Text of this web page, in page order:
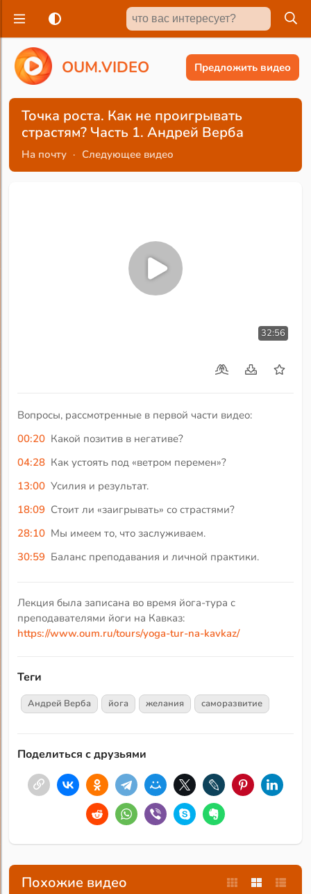
OUM.VIDEO Предложить видео
Точка роста. Как не проигрывать
страстям? Часть 1. Андрей Верба
На почту · Следующее видео
32:56
Вопросы, рассмотренные в первой части видео:
00:20 Какой позитив в негативе?
04:28 Как устоять под «ветром перемен»?
13:00 Усилия и результат.
18:09 Стоит ли «заигрывать» со страстями?
28:10 Мы имеем то, что заслуживаем.
30:59 Баланс преподавания и личной практики.
Лекция была записана во время йога-тура с
преподавателями йоги на Кавказ:
https://www.oum.ru/tours/yoga-tur-na-kavkaz/
Теги
Андрей Верба йога желания саморазвитие
Поделиться с друзьями
Похожие видео